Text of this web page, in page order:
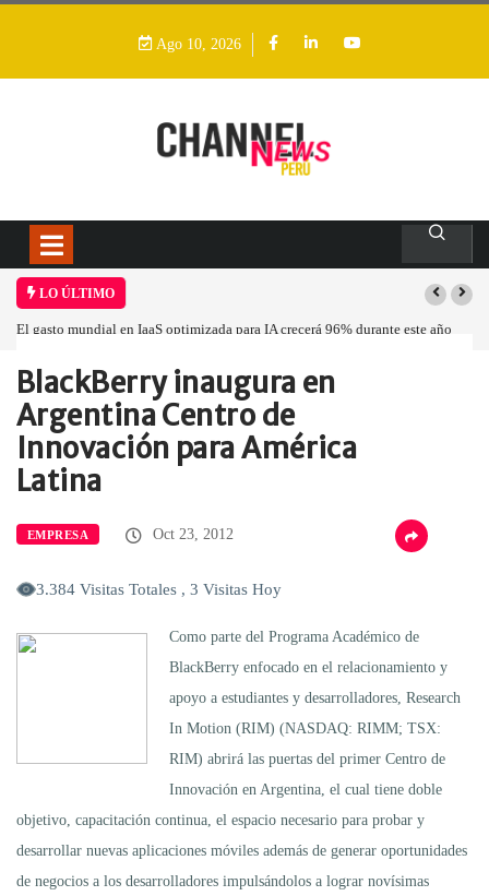
Ago 10, 2026
LO ÚLTIMO
El gasto mundial en IaaS optimizada para IA crecerá 96% durante este año
Home Empresa BlackBerry inaugura en…
BlackBerry inaugura en
Argentina Centro de
Innovación para América
Latina
EMPRESA Oct 23, 2012
3.384 Visitas Totales , 3 Visitas Hoy
Como parte del Programa Académico de
BlackBerry enfocado en el relacionamiento y
apoyo a estudiantes y desarrolladores, Research
In Motion (RIM) (NASDAQ: RIMM; TSX:
RIM) abrirá las puertas del primer Centro de
Innovación en Argentina, el cual tiene doble
objetivo, capacitación continua, el espacio necesario para probar y
desarrollar nuevas aplicaciones móviles además de generar oportunidades
de negocios a los desarrolladores impulsándolos a lograr novísimas